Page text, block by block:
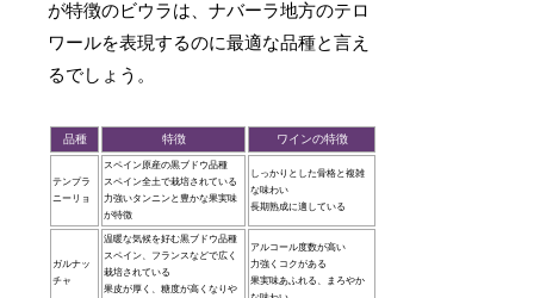
が特徴のビウラは、ナバーラ地方のテロ
ワールを表現するのに最適な品種と言え
るでしょう。
品種 特徴 ワインの特徴
テンプラ
ニーリョ
スペイン原産の黒ブドウ品種
スペイン全土で栽培されている
力強いタンニンと豊かな果実味
が特徴
しっかりとした骨格と複雑
な味わい
長期熟成に適している
ガルナッ
チャ
温暖な気候を好む黒ブドウ品種
スペイン、フランスなどで広く
栽培されている
果皮が厚く、糖度が高くなりや
アルコール度数が高い
力強くコクがある
果実味あふれる、まろやか